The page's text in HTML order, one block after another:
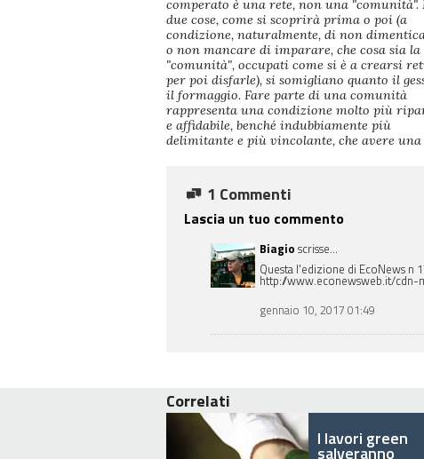
comperato è una rete, non una "comunità".
due cose, come si scoprirà prima o poi (a
condizione, naturalmente, di non
o non mancare di imparare, che cosa sia la
"comunità", occupati come si è a crearsi
per poi disfarle), si somigliano quanto il
il formaggio. Fare parte di una comunità
rappresenta una condizione molto più
e affidabile, benché indubbiamente più
delimitante e più vincolante, che avere una
1 Commenti
Lascia un tuo commento
Biagio scrisse...
Questa l'edizione di EcoNews n
http://www.econewsweb.it/
gennaio 10, 2017 01:49
Correlati
I lavori green
salveranno